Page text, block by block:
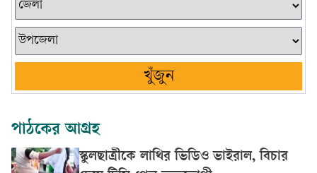
খুঁজুন
পাঠকের আগ্রহ
স্কুলছাত্রীকে লাথির ভিডিও ভাইরাল, বিচার